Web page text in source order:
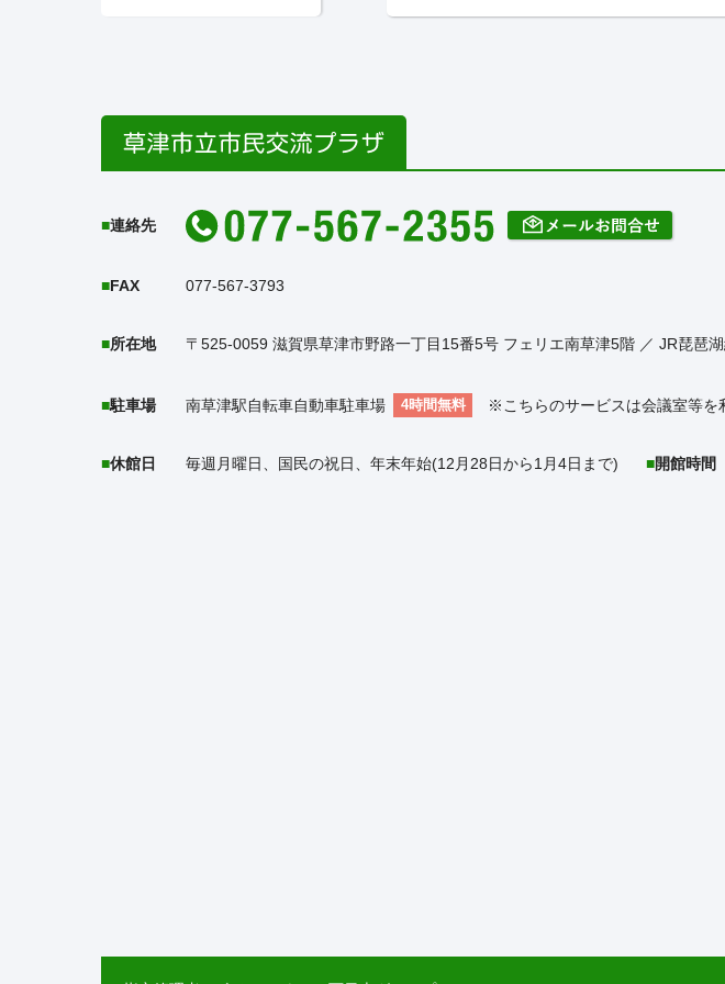
連絡先
FAX 077-567-3793
所在地 〒525-0059 滋賀県草津市野路一丁目15番5号 フェリエ南草津5階 ／ JR琵琶
駐車場 南草津駅自転車自動車駐車場 4時間無料 ※こちらのサービスは会議室等を
休館日 毎週月曜日、国民の祝日、年末年始(12月28日から1月4日まで) 開館時間